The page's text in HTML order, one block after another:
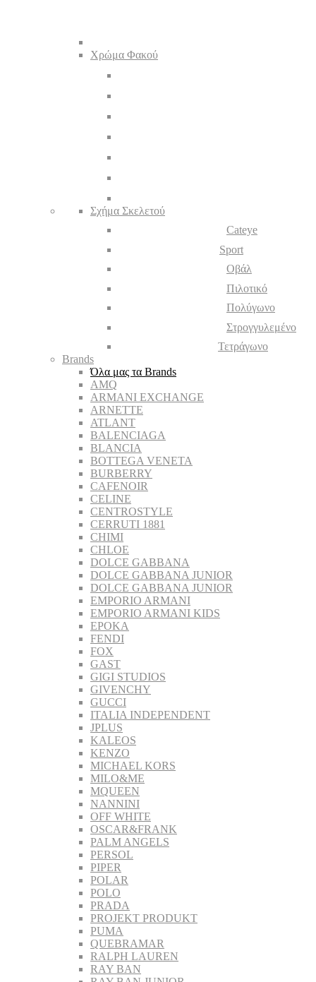
Χρώμα Φακού
Σχήμα Σκελετού
Cateye
Sport
Οβάλ
Πιλοτικό
Πολύγωνο
Στρογγυλεμένο
Τετράγωνο
Brands
Όλα μας τα Brands
AMQ
ARMANI EXCHANGE
ARNETTE
ATLANT
BALENCIAGA
BLANCIA
BOTTEGA VENETA
BURBERRY
CAFENOIR
CELINE
CENTROSTYLE
CERRUTI 1881
CHIMI
CHLOE
DOLCE GABBANA
DOLCE GABBANA JUNIOR
DOLCE GABBANA JUNIOR
EMPORIO ARMANI
EMPORIO ARMANI KIDS
EPOKA
FENDI
FOX
GAST
GIGI STUDIOS
GIVENCHY
GUCCI
ITALIA INDEPENDENT
JPLUS
KALEOS
KENZO
MICHAEL KORS
MILO&ME
MQUEEN
NANNINI
OFF WHITE
OSCAR&FRANK
PALM ANGELS
PERSOL
PIPER
POLAR
POLO
PRADA
PROJEKT PRODUKT
PUMA
QUEBRAMAR
RALPH LAUREN
RAY BAN